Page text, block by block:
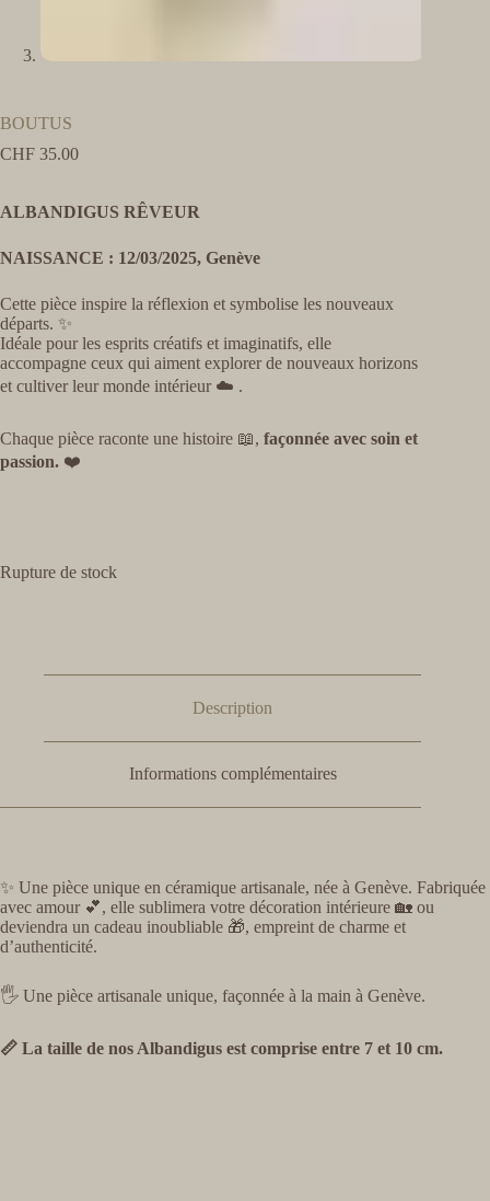
BOUTUS
CHF 35.00
ALBANDIGUS RÊVEUR
NAISSANCE : 12/03/2025, Genève
Cette pièce inspire la réflexion et symbolise les nouveaux
départs. ✨
Idéale pour les esprits créatifs et imaginatifs, elle
accompagne ceux qui aiment explorer de nouveaux horizons
et cultiver leur monde intérieur ☁️ .
Chaque pièce raconte une histoire 📖, façonnée avec soin et
passion. ❤️
Rupture de stock
Description
Informations complémentaires
✨ Une pièce unique en céramique artisanale, née à Genève. Fabriquée
avec amour 💕, elle sublimera votre décoration intérieure 🏡 ou
deviendra un cadeau inoubliable 🎁, empreint de charme et
d’authenticité.
🖐️ Une pièce artisanale unique, façonnée à la main à Genève.
📏 La taille de nos Albandigus est comprise entre 7 et 10 cm.